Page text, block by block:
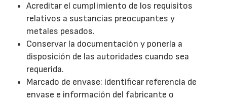
Acreditar el cumplimiento de los requisitos
relativos a sustancias preocupantes y
metales pesados.
Conservar la documentación y ponerla a
disposición de las autoridades cuando sea
requerida.
Marcado de envase: identificar referencia de
envase e información del fabricante o